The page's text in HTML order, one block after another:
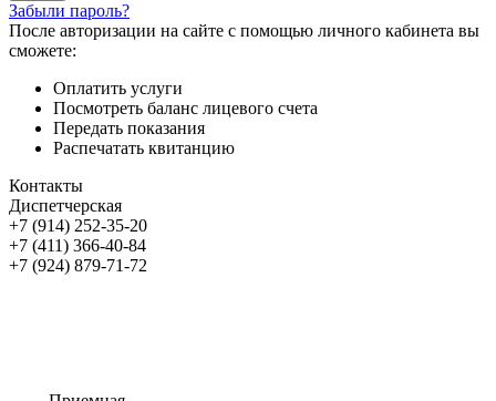
Забыли пароль?
После авторизации на сайте с помощью личного кабинета вы
сможете:
Оплатить услуги
Посмотреть баланс лицевого счета
Передать показания
Распечатать квитанцию
Контакты
Диспетчерская
+7 (914) 252-35-20
+7 (411) 366-40-84
+7 (924) 879-71-72